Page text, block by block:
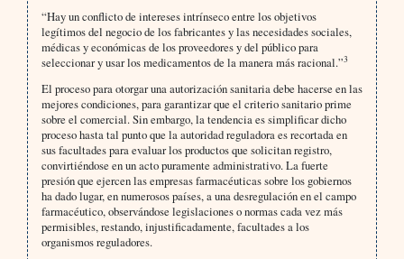
“Hay un conflicto de intereses intrínseco entre los objetivos
legítimos del negocio de los fabricantes y las necesidades sociales,
médicas y económicas de los proveedores y del público para
seleccionar y usar los medicamentos de la manera más racional.”3
El proceso para otorgar una autorización sanitaria debe hacerse en las
mejores condiciones, para garantizar que el criterio sanitario prime
sobre el comercial. Sin embargo, la tendencia es simplificar dicho
proceso hasta tal punto que la autoridad reguladora es recortada en
sus facultades para evaluar los productos que solicitan registro,
convirtiéndose en un acto puramente administrativo. La fuerte
presión que ejercen las empresas farmacéuticas sobre los gobiernos
ha dado lugar, en numerosos países, a una desregulación en el campo
farmacéutico, observándose legislaciones o normas cada vez más
permisibles, restando, injustificadamente, facultades a los
organismos reguladores.